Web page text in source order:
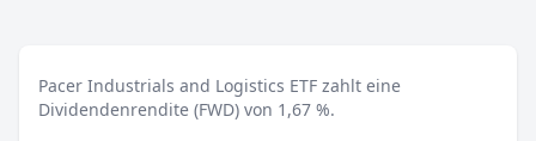
Pacer Industrials and Logistics ETF zahlt eine
Dividendenrendite (FWD) von 1,67 %.